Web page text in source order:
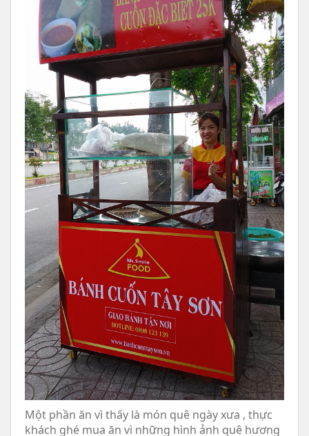
Một phần ăn vì thấy là món quê ngày xưa , thực
khách ghé mua ăn vì những hình ảnh quê hương